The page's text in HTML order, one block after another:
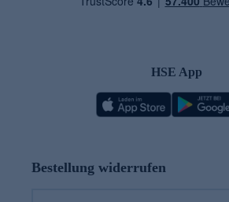
HSE App
Bestellung widerrufen